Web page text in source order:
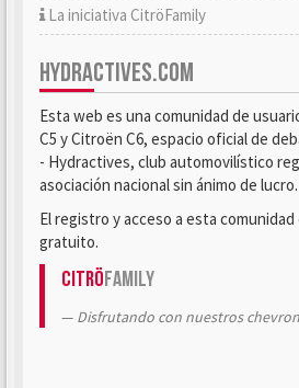
La iniciativa CitröFamily
HYDRACTIVES.COM
Esta web es una comunidad de
C5 y Citroën C6, espacio oficial de
- Hydractives, club automovilístico
asociación nacional sin ánimo de lucro.
El registro y acceso a esta
gratuito.
CitröFamily
Disfrutando con nuestros